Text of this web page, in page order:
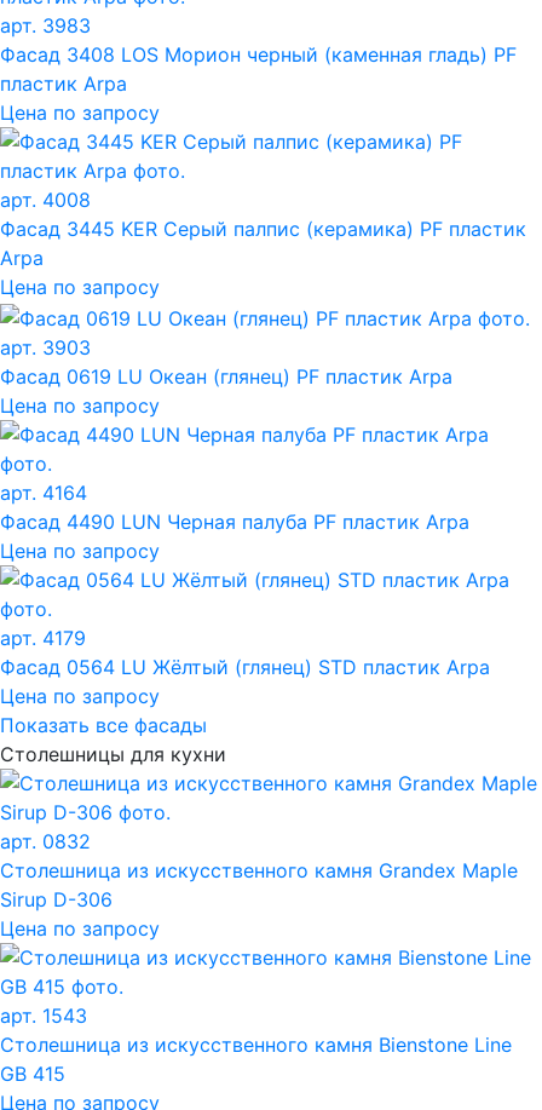
арт. 3983
Фасад 3408 LOS Морион черный (каменная гладь) PF
пластик Arpa
Цена по запросу
арт. 4008
Фасад 3445 KER Серый палпис (керамика) PF пластик
Arpa
Цена по запросу
арт. 3903
Фасад 0619 LU Океан (глянец) PF пластик Arpa
Цена по запросу
арт. 4164
Фасад 4490 LUN Черная палуба PF пластик Arpa
Цена по запросу
арт. 4179
Фасад 0564 LU Жёлтый (глянец) STD пластик Arpa
Цена по запросу
Показать все фасады
Столешницы для кухни
арт. 0832
Столешница из искусственного камня Grandex Maple
Sirup D-306
Цена по запросу
арт. 1543
Столешница из искусственного камня Bienstone Line
GB 415
Цена по запросу